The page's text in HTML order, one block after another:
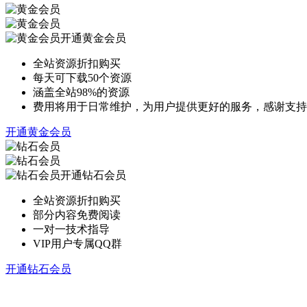
开通黄金会员
全站资源折扣购买
每天可下载50个资源
涵盖全站98%的资源
费用将用于日常维护，为用户提供更好的服务，感谢支持
开通黄金会员
开通钻石会员
全站资源折扣购买
部分内容免费阅读
一对一技术指导
VIP用户专属QQ群
开通钻石会员